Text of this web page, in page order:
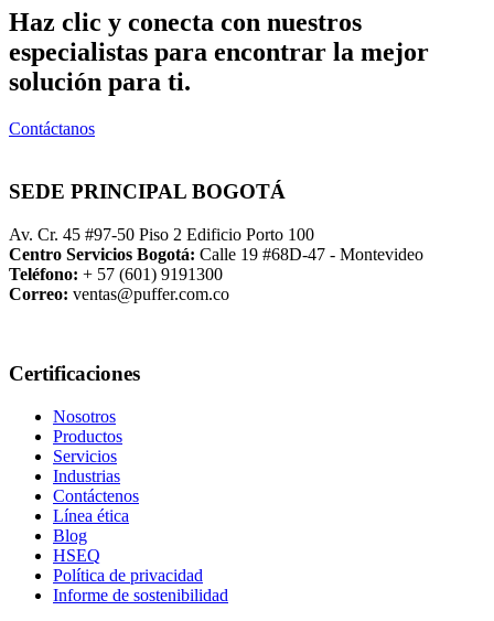
Haz clic y conecta con nuestros
especialistas para encontrar la mejor
solución para ti.
Contáctanos
SEDE PRINCIPAL BOGOTÁ
Av. Cr. 45 #97-50 Piso 2 Edificio Porto 100
Centro Servicios Bogotá: Calle 19 #68D-47 - Montevideo
Teléfono: + 57 (601) 9191300
Correo: ventas@puffer.com.co
Certificaciones
Nosotros
Productos
Servicios
Industrias
Contáctenos
Línea ética
Blog
HSEQ
Política de privacidad
Informe de sostenibilidad